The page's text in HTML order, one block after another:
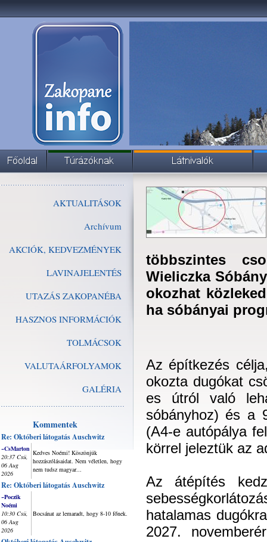
AKTUALITÁSOK
Archívum
AKCIÓK, KEDVEZMÉNYEK
LAVINAJELENTÉS
UTAZÁS ZAKOPANÉBA
HASZNOS INFORMÁCIÓK
TOLMÁCSOK
VALUTAÁRFOLYAMOK
GALÉRIA
Kommentek
Re: Októberi látogatás Auschwitz
~CsMarton
20:37 Csü,
06 Aug
2026
Kedves Noémi! Köszönjük
hozzászólásaidat. Nem véletlen, hogy
nem tudsz magyar...
Re: Októberi látogatás Auschwitz
~Poczik
Noémi
10:30 Csü,
06 Aug
2026
Bocsánat az lemaradt, hogy 8-10 főnek.
többszintes
Wieliczka
okozhat
ha sóbányai
Az építkezés
okozta dugókat
es útról való
sóbányhoz) és a
(A4-e autópálya
körrel jeleztük az
Az átépítés
hatalamas
2027.